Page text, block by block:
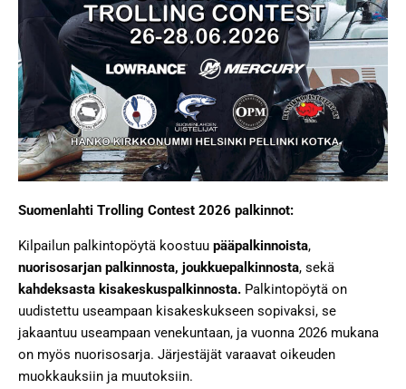
Suomenlahti Trolling Contest 2026 palkinnot:
Kilpailun palkintopöytä koostuu pääpalkinnoista,
nuorisosarjan palkinnosta, joukkuepalkinnosta, sekä
kahdeksasta kisakeskuspalkinnosta. Palkintopöytä on
uudistettu useampaan kisakeskukseen sopivaksi, se
jakaantuu useampaan venekuntaan, ja vuonna 2026 mukana
on myös nuorisosarja. Järjestäjät varaavat oikeuden
muokkauksiin ja muutoksiin.